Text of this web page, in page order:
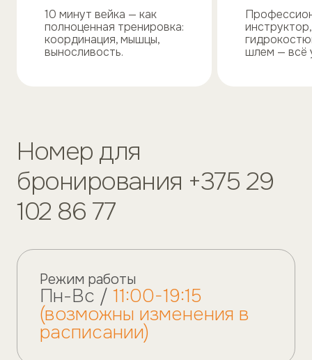
10 минут вейка — как
полноценная тренировка:
координация, мышцы,
выносливость.
инструктор,
шлем — всё
Номер для
бронирования +375 29
102 86 77
Режим работы
Пн-Вс / 11:00-19:15
(возможны изменения в
расписании)